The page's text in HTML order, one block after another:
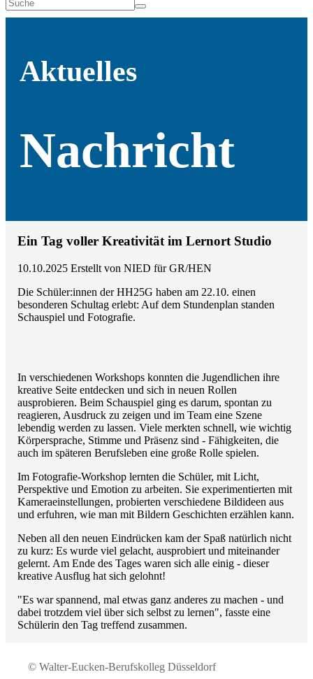
Aktuelles
Nachricht
Ein Tag voller Kreativität im Lernort Studio
10.10.2025Erstellt vonNIED für GR/HEN
Die Schüler:innen der HH25G haben am 22.10. einen
besonderen Schultag erlebt: Auf dem Stundenplan standen
Schauspiel und Fotografie.
In verschiedenen Workshops konnten die Jugendlichen ihre
kreative Seite entdecken und sich in neuen Rollen
ausprobieren. Beim Schauspiel ging es darum, spontan zu
reagieren, Ausdruck zu zeigen und im Team eine Szene
lebendig werden zu lassen. Viele merkten schnell, wie wichtig
Körpersprache, Stimme und Präsenz sind - Fähigkeiten, die
auch im späteren Berufsleben eine große Rolle spielen.
Im Fotografie-Workshop lernten die Schüler, mit Licht,
Perspektive und Emotion zu arbeiten. Sie experimentierten mit
Kameraeinstellungen, probierten verschiedene Bildideen aus
und erfuhren, wie man mit Bildern Geschichten erzählen kann.
Neben all den neuen Eindrücken kam der Spaß natürlich nicht
zu kurz: Es wurde viel gelacht, ausprobiert und miteinander
gelernt. Am Ende des Tages waren sich alle einig - dieser
kreative Ausflug hat sich gelohnt!
"Es war spannend, mal etwas ganz anderes zu machen - und
dabei trotzdem viel über sich selbst zu lernen", fasste eine
Schülerin den Tag treffend zusammen.
© Walter-Eucken-Berufskolleg Düsseldorf